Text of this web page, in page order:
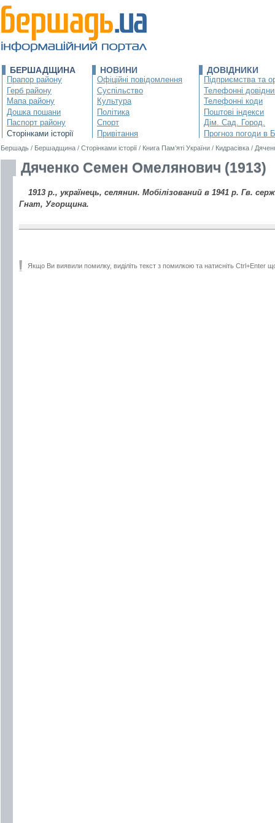
БЕРШАДЩИНА
Прапор району
Герб району
Мапа району
Дошка пошани
Паспорт району
Сторінками історії
НОВИНИ
Офіційні повідомлення
Суспільство
Культура
Політика
Спорт
Привітання
ДОВІДНИКИ
Підприємства та
Телефонні
Телефонні коди
Поштові індекси
Дім. Сад. Город.
Прогноз погоди в
Бершадь / Бершадщина / Сторінками історії / Книга Пам’яті України / Кидрасівка /
Дяченко Семен Омелянович (1913)
1913 р., українець, селянин. Мобілізований в 1941 р. Гв.
Гнат, Угорщина.
Якщо Ви виявили помилку, виділіть текст з помилкою та натисніть Ctrl+Enter